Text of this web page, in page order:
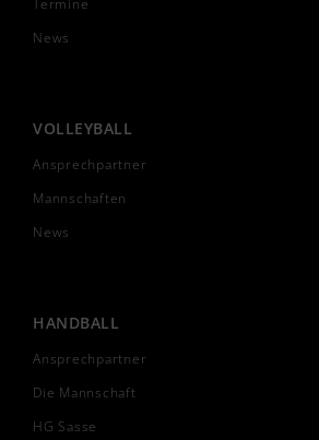
Termine
News
VOLLEYBALL
Ansprechpartner
Mannschaften
News
HANDBALL
Ansprechpartner
Die Mannschaft
HG Sasse